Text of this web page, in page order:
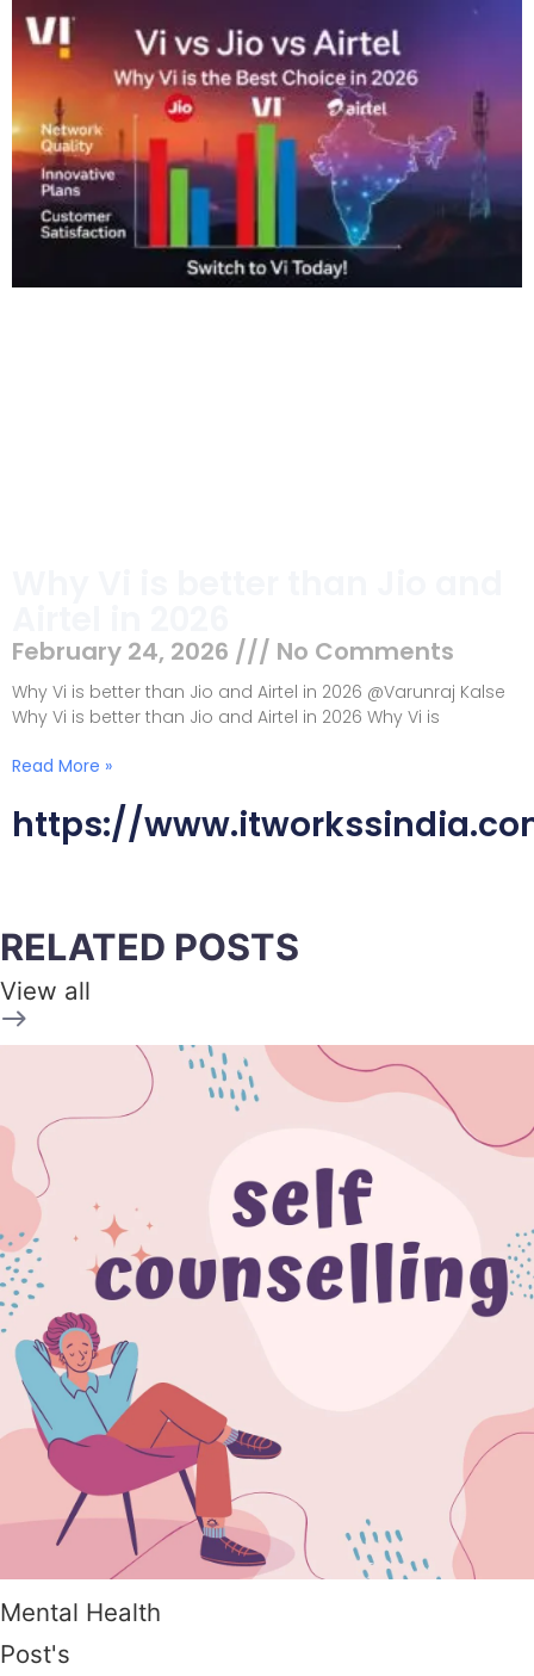
February 24, 2026 No Comments
Why Vi is better than Jio and Airtel in 2026 @Varunraj Kalse
Why Vi is better than Jio and Airtel in 2026 Why Vi is
Read More »
https://
RELATED POSTS
View all
Mental Health
Post's